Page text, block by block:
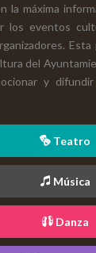
la máxima
los eventos
del
y
Teatro
Música
Danza